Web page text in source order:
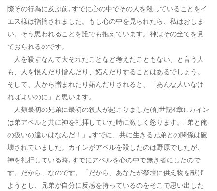
際その行為に及ぶ前､すでに心の中でその人を殺していることをイ
エス様は指摘されました。もし心の中を見られたら、私はおしま
い。そう思われることを誰でも抱えています。神はその全てを見
ておられるのです。
人を殺すなんて大それたことなど考えたこともない、と言う人
も、人を恨んだり憎んだり、妬んだりすることはあるでしょう。
そして、人から憎まれたり妬んだりされると、「あんな人いなけ
ればよいのに」と思います。
人類最初の兄弟に最初の殺人が起こりました(創世記4章)｡カイン
は弟アベルと共に神を礼拝していた時に激しく怒ります。｢弟と俺
の扱いの違いはなんだ！」｡すでに、共に生きる兄弟との関係は破
壊されていました。カインがアベルを殺したのは野原でしたが、
神を礼拝している時､すでにアベルを心の中で無き者にしたので
す。だから、なのです。「だから、あなたが祭壇に供え物を献げ
ようとし、兄弟が自分に反感を持っているのをそこで思い出した